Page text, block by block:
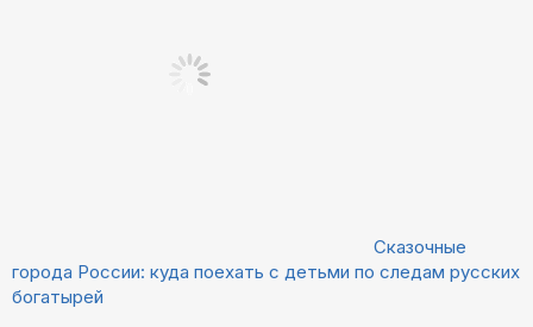
Сказочные
города России: куда поехать с детьми по следам русских
богатырей